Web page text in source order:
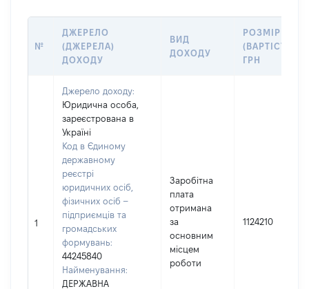
№
ДЖЕРЕЛО
(ДЖЕРЕЛА)
ДОХОДУ
ВИД
ДОХОДУ
РОЗМІР
(ВАРТІСТЬ),
ГРН
1
Джерело доходу:
Юридична особа,
зареєстрована в
Україні
Код в Єдиному
державному
реєстрі
юридичних осіб,
фізичних осіб –
підприємців та
громадських
формувань:
44245840
Найменування:
ДЕРЖАВНА
Заробітна
плата
отримана
за
основним
місцем
роботи
1124210